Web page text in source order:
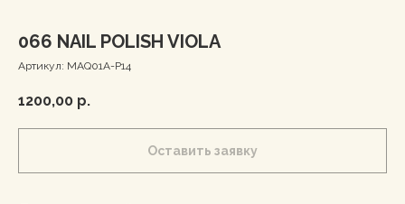
066 NAIL POLISH VIOLA
Артикул: MAQ01A-P14
1200,00 р.
Оставить заявку